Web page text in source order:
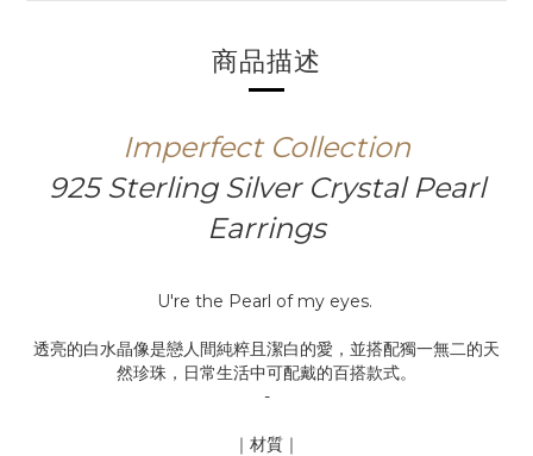
商品描述
Imperfect Collection
925 Sterling Silver Crystal Pearl
Earrings
U're the Pearl of my eyes.
透亮的白水晶像是戀人間純粹且潔白的愛，並搭配獨一無二的天
然珍珠，日常生活中可配戴的百搭款式。
-
｜材質｜